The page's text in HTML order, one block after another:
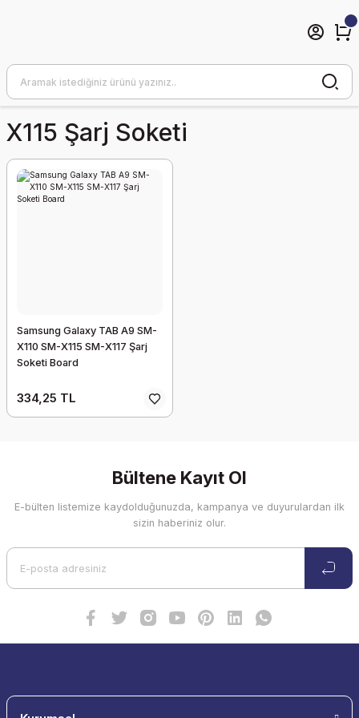
X115 Şarj Soketi
Samsung Galaxy TAB A9 SM-
X110 SM-X115 SM-X117 Şarj
Soketi Board
334,25 TL
Bültene Kayıt Ol
E-bülten listemize kaydolduğunuzda, kampanya ve duyurulardan ilk
sizin haberiniz olur.